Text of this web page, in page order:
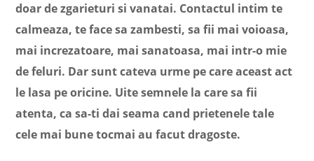
doar de zgarieturi si vanatai. Contactul intim te
calmeaza, te face sa zambesti, sa fii mai voioasa,
mai increzatoare, mai sanatoasa, mai intr-o mie
de feluri. Dar sunt cateva urme pe care aceast act
le lasa pe oricine. Uite semnele la care sa fii
atenta, ca sa-ti dai seama cand prietenele tale
cele mai bune tocmai au facut dragoste.